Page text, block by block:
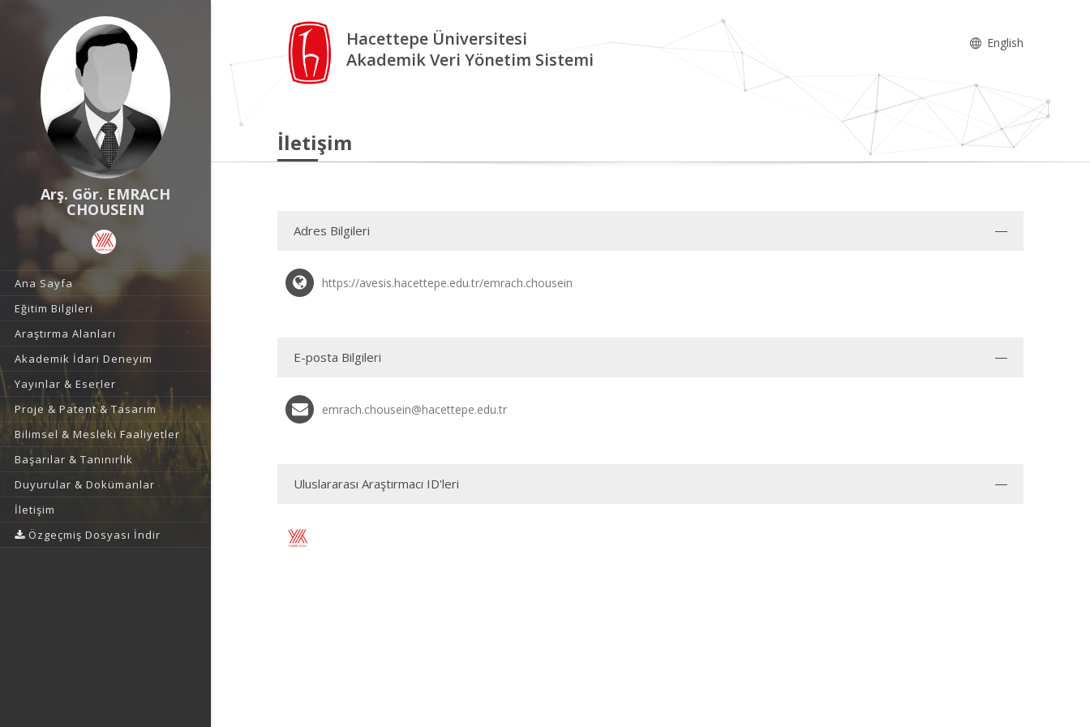
Arş. Gör. EMRACH
CHOUSEIN
Ana Sayfa
Eğitim Bilgileri
Araştırma Alanları
Akademik İdari Deneyim
Yayınlar & Eserler
Proje & Patent & Tasarım
Bilimsel & Mesleki Faaliyetler
Başarılar & Tanınırlık
Duyurular & Dokümanlar
İletişim
Özgeçmiş Dosyası İndir
Hacettepe Üniversitesi
Akademik Veri Yönetim Sistemi
English
İletişim
Adres Bilgileri
https://avesis.hacettepe.edu.tr/emrach.chousein
E-posta Bilgileri
emrach.chousein@hacettepe.edu.tr
Uluslararası Araştırmacı ID'leri